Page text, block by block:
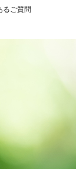
るご質問